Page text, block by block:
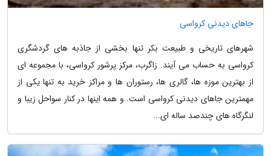
جاهای دیدنی کرواسی
شهرهای تاریخی و طبیعت بکر تنها بخشی از جاذبه های گردشگری
کرواسی به حساب می آیند. زاگرب، مرکز پرشور کرواسی، با مجموعه ای
از بهترین موزه ها، گالری ها، رستوران ها و مراکز خرید به تنها یکی از
مهمترین جاهای دیدنی کرواسی است. و همه اینها در کنار سواحل زیبا و
لنگرگاه های چندصد ساله ای...